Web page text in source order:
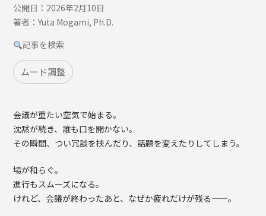
公開日：2026年2月10日
著者：Yuta Mogami, Ph.D.
記事を検索
ムード調整
会議が重たい空気で始まる。
沈黙が続き、誰も口を開かない。
その瞬間、つい冗談を挟んだり、話題を変えたりしてしまう。
場が和らぐ。
進行もスムーズになる。
けれど、会議が終わったあと、なぜか疲れだけが残る——。